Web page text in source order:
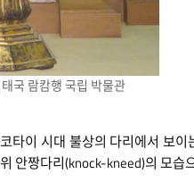
국 람캄행 국립 박물관
이 시대 불상의 다리에서 보
안짱다리(knock-kneed)의 모습